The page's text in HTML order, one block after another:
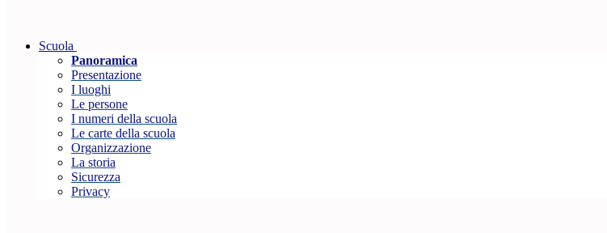
Scuola
Panoramica
Presentazione
I luoghi
Le persone
I numeri della scuola
Le carte della scuola
Organizzazione
La storia
Sicurezza
Privacy